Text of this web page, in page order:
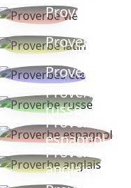
Proverbe vie
Proverbe latin
Proverbes ete
Proverbe
russe
Proverbe
espagnol
Proverbe
anglais